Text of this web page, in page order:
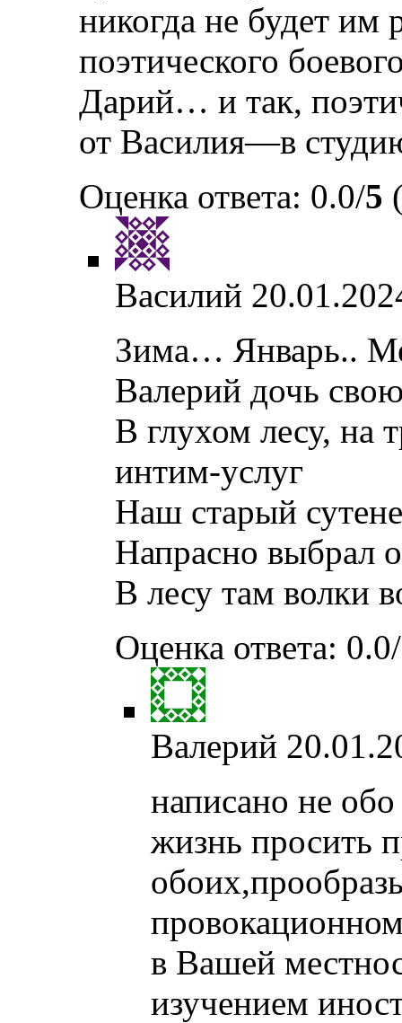
никогда не будет им
поэтического
Дарий… и так,
от Василия—в
Оценка ответа: 0.0/5
Василий
Зима… Январь..
Валерий дочь
В глухом лесу, на
интим-услуг
Наш старый
Напрасно выбрал
В лесу там волки
Оценка ответа: 0.0/
Валерий
написано не
жизнь просить
в Вашей
изучением